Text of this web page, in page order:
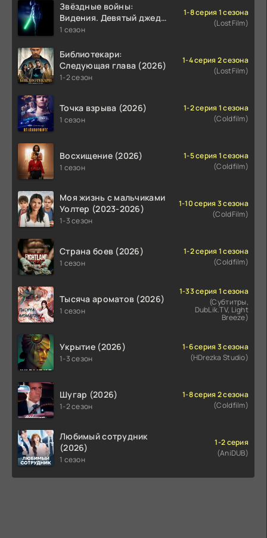
Звёздные войны:
Видения. Девятый джедай
(2026)
1 сезон
1-8 серия 1 сезона
(LostFilm)
Библиотекари:
Следующая глава (2026)
1-2 сезон
1-4 серия 2 сезона
(LostFilm)
Точка взрыва (2026)
1 сезон
1-2 серия 1 сезона
(Coldfilm)
Восхищение (2026)
1 сезон
1-5 серия 1 сезона
(Coldfilm)
Моя жизнь с мальчиками
Уолтер (2023-2026)
1-3 сезон
1-10 серия 3 сезона
(ColdFilm)
Страна боев (2026)
1 сезон
1-2 серия 1 сезона
(Coldfilm)
Тысяча ароматов (2026)
1 сезон
1-33 серия 1 сезона
(Субтитры,
DubLik.TV, Light
Breeze)
Укрытие (2026)
1-3 сезон
1-6 серия 3 сезона
(HDrezka Studio)
Шугар (2026)
1-2 сезон
1-8 серия 2 сезона
(Coldfilm)
Любимый сотрудник
(2026)
1 сезон
1-2 серия
(AniDUB)